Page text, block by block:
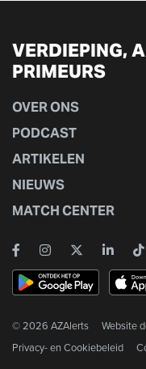
VERDIEPING,
PRIMEURS
OVER ONS
PODCAST
ARTIKELEN
NIEUWS
MATCH CENTER
© 2026 AZAlerts Website
Privacy- en Cookiebeleid